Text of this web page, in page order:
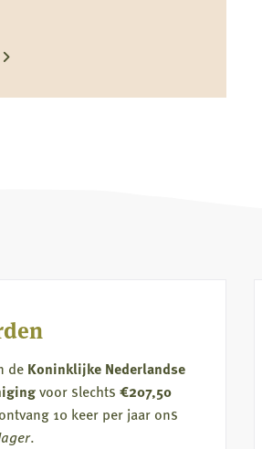
van het predatiedebat. Voor
zoals de grutto vormen
een risico door directe
de Koninklijke Nederlandse
voor slechts €207,50
10 keer per jaar ons
.